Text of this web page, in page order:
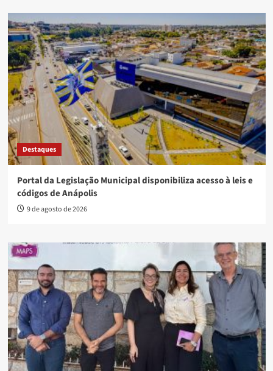
Destaques
Portal da Legislação Municipal disponibiliza acesso à leis e
códigos de Anápolis
9 de agosto de 2026